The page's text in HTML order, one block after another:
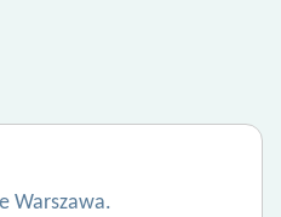
Warszawa.